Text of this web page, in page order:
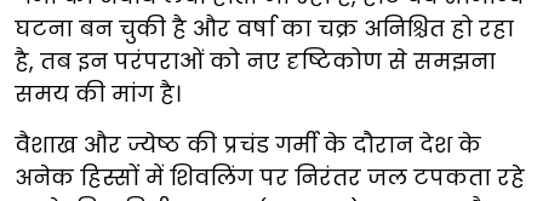
घटना बन चुकी है और वर्षा का चक्र अनिश्चित हो रहा
है, तब इन परंपराओं को नए दृष्टिकोण से समझना
समय की मांग है।
वैशाख और ज्येष्ठ की प्रचंड गर्मी के दौरान देश के
अनेक हिस्सों में शिवलिंग पर निरंतर जल टपकता रहे